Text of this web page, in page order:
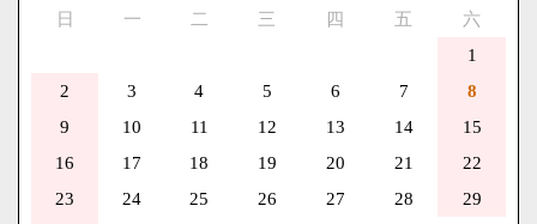
日 一 二 三 四 五
六
1
2
3 4 5 6 7
8
9
10 11 12 13 14
15
16
17 18 19 20 21
22
23
24 25 26 27 28
29